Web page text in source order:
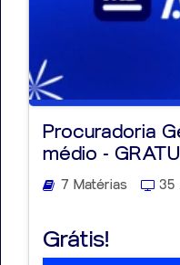
Procuradoria
médio -
7 Matérias 35
Grátis!